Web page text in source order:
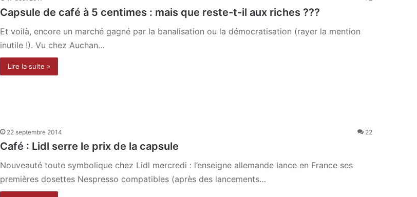
Capsule de café à 5 centimes : mais que reste-t-il aux riches ???
Et voilà, encore un marché gagné par la banalisation ou la démocratisation (rayer la mention
inutile !). Vu chez Auchan…
Lire la suite »
22 septembre 2014 22
Café : Lidl serre le prix de la capsule
Nouveauté toute symbolique chez Lidl mercredi : l’enseigne allemande lance en France ses
premières dosettes Nespresso compatibles (après des lancements…